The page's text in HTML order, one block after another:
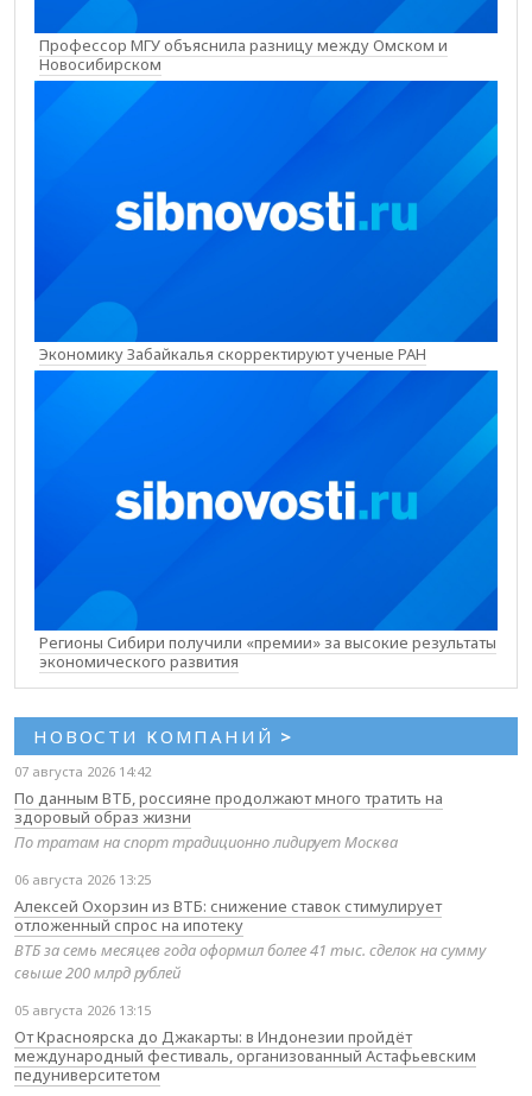
Профессор МГУ объяснила разницу между Омском и
Новосибирском
Экономику Забайкалья скорректируют ученые РАН
Регионы Сибири получили «премии» за высокие результаты
экономического развития
НОВОСТИ КОМПАНИЙ >
07 августа 2026 14:42
По данным ВТБ, россияне продолжают много тратить на
здоровый образ жизни
По тратам на спорт традиционно лидирует Москва
06 августа 2026 13:25
Алексей Охорзин из ВТБ: снижение ставок стимулирует
отложенный спрос на ипотеку
ВТБ за семь месяцев года оформил более 41 тыс. сделок на сумму
свыше 200 млрд рублей
05 августа 2026 13:15
От Красноярска до Джакарты: в Индонезии пройдёт
международный фестиваль, организованный Астафьевским
педуниверситетом